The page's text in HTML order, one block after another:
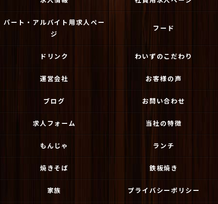
パート・アルバイト用求人ペー
ジ
フード
ドリンク わいずのこだわり
運営会社 お客様の声
ブログ お問い合わせ
求人フォーム 当社の特徴
もんじゃ ランチ
焼きそば 鉄板焼き
家族 プライバシーポリシー